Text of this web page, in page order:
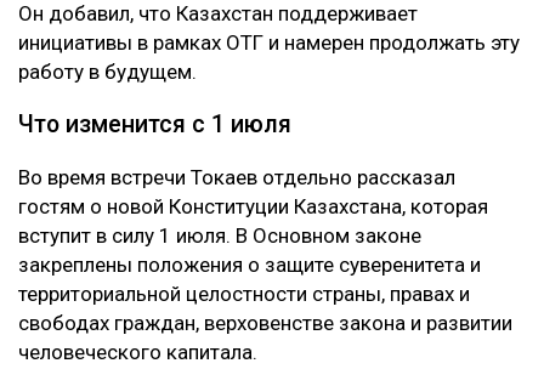
Он добавил, что Казахстан поддерживает
инициативы в рамках ОТГ и намерен продолжать эту
работу в будущем.
Что изменится с 1 июля
Во время встречи Токаев отдельно рассказал
гостям о новой Конституции Казахстана, которая
вступит в силу 1 июля. В Основном законе
закреплены положения о защите суверенитета и
территориальной целостности страны, правах и
свободах граждан, верховенстве закона и развитии
человеческого капитала.